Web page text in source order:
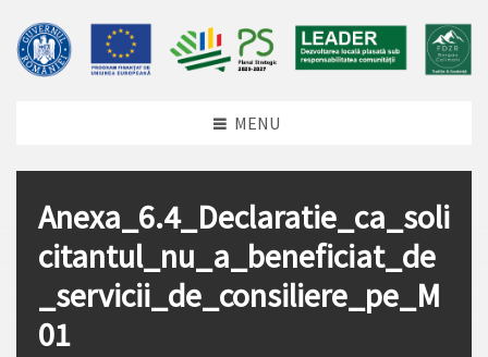
MENU
Anexa_6.4_Declaratie_ca_soli
citantul_nu_a_beneficiat_de
_servicii_de_consiliere_pe_M
01